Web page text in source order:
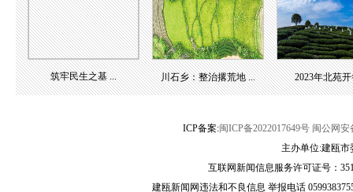
筑牢民生之基 ... 川石乡：整治撂荒地 ... 2023年北苑
ICP备案:闽ICP备2022017649号 闽公网安
主办单位:建瓯
互联网新闻信息服务许可证号：
建瓯新闻网违法和不良信息 举报电话